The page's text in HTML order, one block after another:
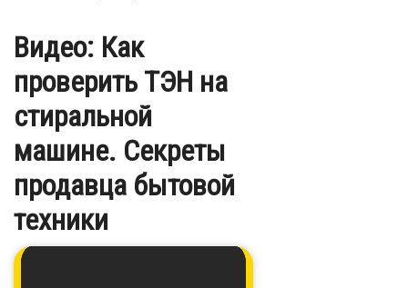
Видео: Как
проверить ТЭН на
стиральной
машине. Секреты
продавца бытовой
техники